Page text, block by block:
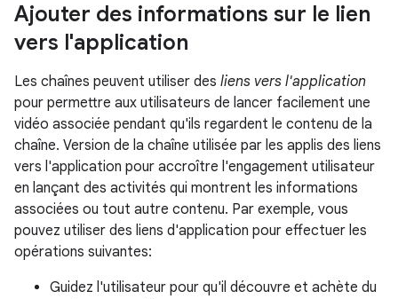
Ajouter des informations sur le lien
vers l'application
Les chaînes peuvent utiliser des liens vers l'application
pour permettre aux utilisateurs de lancer facilement une
vidéo associée pendant qu'ils regardent le contenu de la
chaîne. Version de la chaîne utilisée par les applis des liens
vers l'application pour accroître l'engagement utilisateur
en lançant des activités qui montrent les informations
associées ou tout autre contenu. Par exemple, vous
pouvez utiliser des liens d'application pour effectuer les
opérations suivantes:
Guidez l'utilisateur pour qu'il découvre et achète du